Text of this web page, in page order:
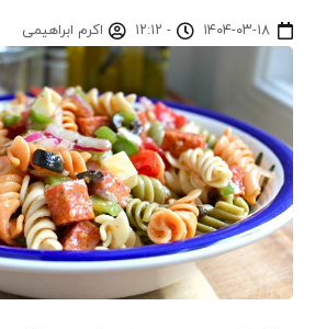
۱۴۰۴-۰۳-۱۸ - ۱۲:۱۲ اکرم ابراهیمی